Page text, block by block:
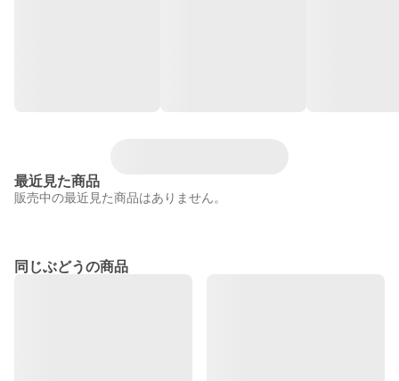
最近見た商品
販売中の最近見た商品はありません。
同じぶどうの商品